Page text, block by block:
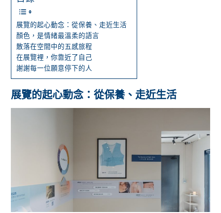
展覽的起心動念：從保養、走近生活
顏色，是情緒最溫柔的語言
散落在空間中的五感旅程
在展覽裡，你靠近了自己
謝謝每一位願意停下的人
展覽的起心動念：從保養、走近生活